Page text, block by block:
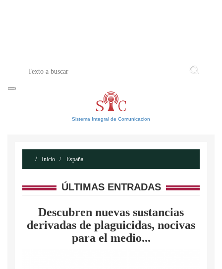
Sistema Integral de Comunicacion
Inicio España
ÚLTIMAS ENTRADAS
Descubren nuevas sustancias
derivadas de plaguicidas, nocivas
para el medio...